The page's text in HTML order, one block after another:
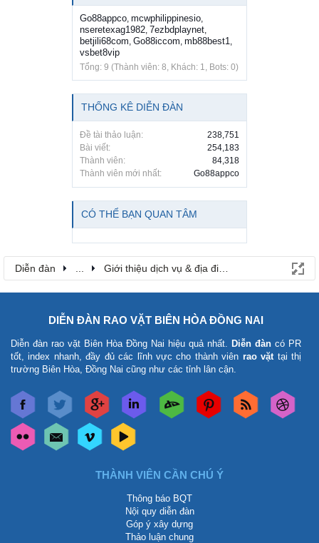
Go88appco mcwphilippinesio
nseretexag1982 7ezbdplaynet
betjili68com Go88iccom mb88best1
vsbet8vip
Tổng: 9 (Thành viên: 8, Khách: 1, Bots: 0)
THỐNG KÊ DIỄN ĐÀN
Đề tài thảo luận:
238,751
Bài viết:
254,183
Thành viên:
84,318
Thành viên mới nhất:
Go88appco
CÓ THỂ BẠN QUAN TÂM
Diễn đàn Giới thiệu dịch vụ & địa điểm
DIỄN ĐÀN RAO VẶT BIÊN HÒA ĐỒNG NAI
Diễn đàn rao vặt Biên Hòa Đồng Nai hiệu quả nhất. Diễn đàn có PR
tốt, index nhanh, đầy đủ các lĩnh vực cho thành viên rao vặt tại thị
trường Biên Hòa, Đồng Nai cũng như các tỉnh lân cận.
THÀNH VIÊN CẦN CHÚ Ý
Thông báo BQT
Nội quy diễn đàn
Góp ý xây dựng
Thảo luận chung